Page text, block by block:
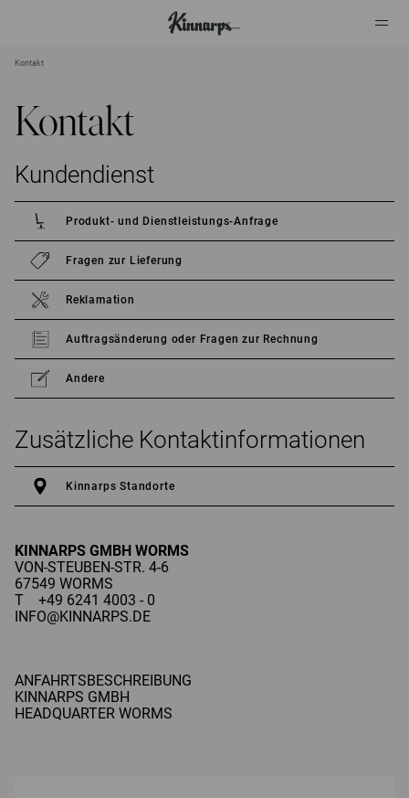
Kontakt
Kontakt
Kundendienst
Produkt- und Dienstleistungs-Anfrage
Fragen zur Lieferung
Reklamation
Auftragsänderung oder Fragen zur Rechnung
Andere
Zusätzliche Kontaktinformationen
Kinnarps Standorte
KINNARPS GMBH WORMS
VON-STEUBEN-STR. 4-6
67549 WORMS
T +49 6241 4003 - 0
INFO@KINNARPS.DE
ANFAHRTSBESCHREIBUNG
KINNARPS GMBH
HEADQUARTER WORMS